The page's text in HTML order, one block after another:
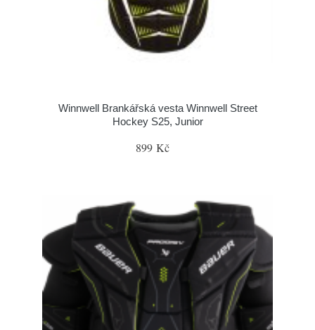
Winnwell Brankářská vesta Winnwell Street
Hockey S25, Junior
899 Kč